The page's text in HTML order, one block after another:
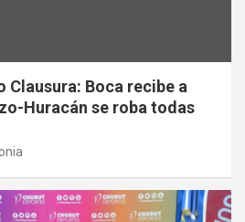
Clausura: Boca recibe a
Huracán se roba todas